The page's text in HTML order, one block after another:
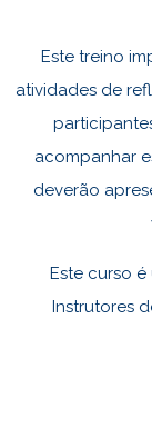
Este treino
atividades de
acompanhar
deverão
Este curso é
Instrutores